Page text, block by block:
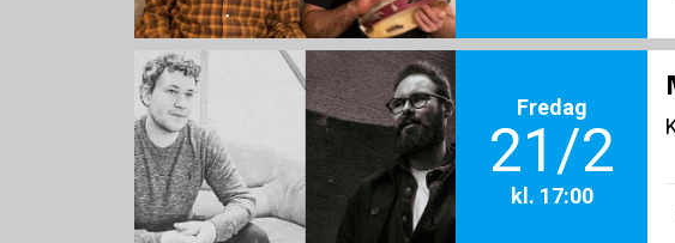
Fredag
21/2
kl. 17:00